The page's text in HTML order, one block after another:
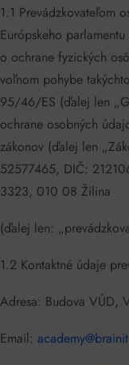
1.1 Prevádzkovateľom
Európskeho
o ochrane fyzických
voľnom pohybe
95/46/ES (ďalej len
ochrane osobných
zákonov (ďalej len
52577465, DIČ:
3323, 010 08 Žilina
(ďalej len:
1.2 Kontaktné údaje
Adresa: Budova VÚD,
Email: